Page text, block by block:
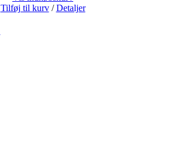
Tilføj til kurv / Detaljer